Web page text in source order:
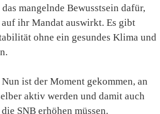
mangelnde Bewusstsein dafür,
ihr Mandat auswirkt. Es gibt
ohne ein gesundes Klima und
ist der Moment gekommen, an
aktiv werden und damit auch
SNB erhöhen müssen.